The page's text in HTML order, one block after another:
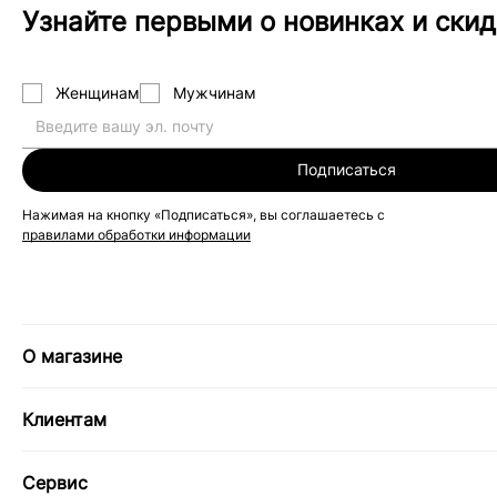
Узнайте первыми о новинках и
Женщинам Мужчинам
Подписаться
Нажимая на кнопку «Подписаться», вы соглашаетесь с
правилами обработки информации
О магазине
Клиентам
Сервис